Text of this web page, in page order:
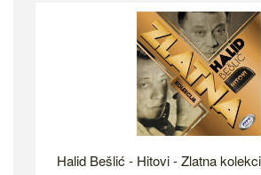
Halid Bešlić - Hitovi - Zlatna